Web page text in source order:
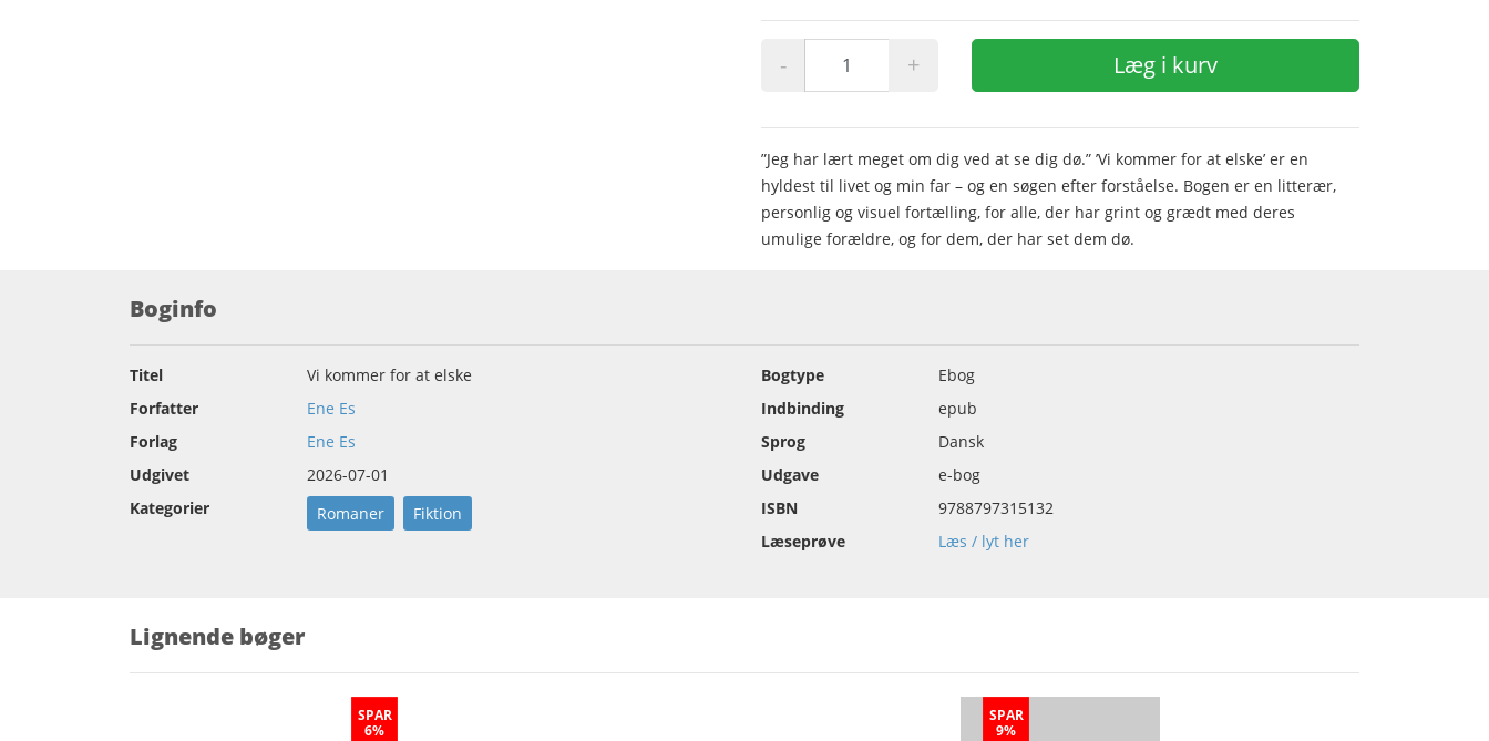
- + Læg i kurv
”Jeg har lært meget om dig ved at se dig dø.” ’Vi kommer for at elske’ er en
hyldest til livet og min far – og en søgen efter forståelse. Bogen er en litterær,
personlig og visuel fortælling, for alle, der har grint og grædt med deres
umulige forældre, og for dem, der har set dem dø.
Boginfo
Titel
Vi kommer for at elske
Forfatter
Ene Es
Forlag
Ene Es
Udgivet
2026-07-01
Kategorier
Romaner Fiktion
Bogtype
Ebog
Indbinding
epub
Sprog
Dansk
Udgave
e-bog
ISBN
9788797315132
Læseprøve
Læs / lyt her
Lignende bøger
SPAR
6%
SPAR
9%